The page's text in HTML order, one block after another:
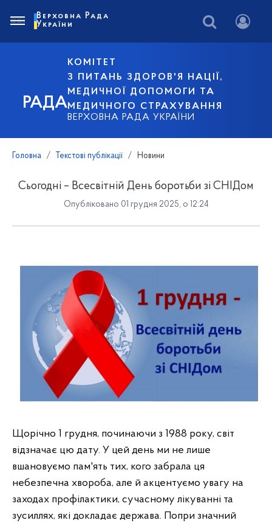
РАДА
КОМІТЕТ
З ПИТАНЬ ЗДОРОВ'Я НАЦІЇ,
МЕДИЧНОЇ ДОПОМОГИ ТА
МЕДИЧНОГО СТРАХУВАННЯ
ВЕРХОВНА РАДА УКРАЇНИ
Верховна Рада
України
Головна Текстові публікації Новини
Сьогодні – Всесвітній День боротьби зі СНІДом
Опубліковано 01 грудня 2025, о 12:24
Щорічно 1 грудня, починаючи з 1988 року, світ
відзначає цю дату. У цей день ми не лише
вшановуємо пам'ять тих, кого забрала ця
небезпечна хвороба, але й акцентуємо увагу на
заходах профілактики, сучасному лікуванні та
зусиллях, які докладає держава. Попри значний